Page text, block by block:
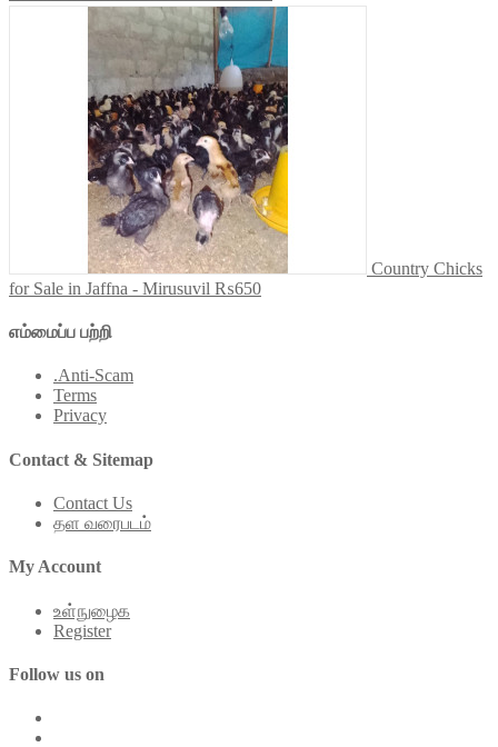
Country Chicks
for Sale in Jaffna - Mirusuvil ₨650
எம்மைப்ப பற்றி
.Anti-Scam
Terms
Privacy
Contact & Sitemap
Contact Us
தள வரைபடம்
My Account
உள்நுழைக
Register
Follow us on